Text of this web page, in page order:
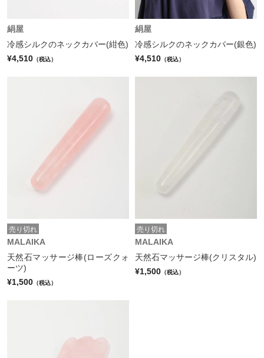
絹屋
冷感シルクのネックカバー(紺色)
¥4,510 （税込）
絹屋
冷感シルクのネックカバー(銀色)
¥4,510 （税込）
売り切れ
MALAIKA
天然石マッサージ棒(ローズクォ
ーツ)
¥1,500 （税込）
売り切れ
MALAIKA
天然石マッサージ棒(クリスタル)
¥1,500 （税込）